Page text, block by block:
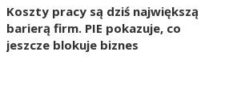
Koszty pracy są dziś największą
barierą firm. PIE pokazuje, co
jeszcze blokuje biznes